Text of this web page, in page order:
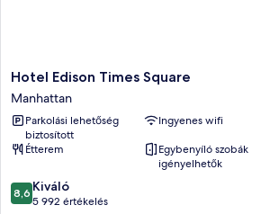
Hotel
Edison
Times
Square
Manhattan
Hotel Edison Times Square
Manhattan
Parkolási lehetőség
biztosított
Ingyenes wifi
Étterem
Egybenyíló szobák
igényelhetők
8.6
ennyiből:
8,6 Kiváló
5 992 értékelés